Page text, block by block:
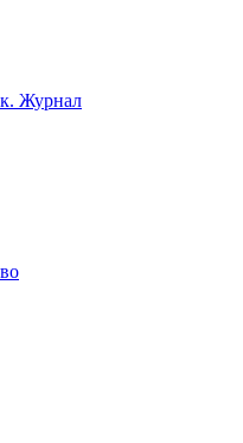
Журнал